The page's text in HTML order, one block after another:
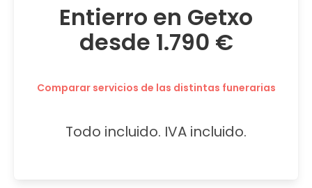
Entierro en Getxo
desde 1.790 €
Comparar servicios de las distintas funerarias
Todo incluido. IVA incluido.